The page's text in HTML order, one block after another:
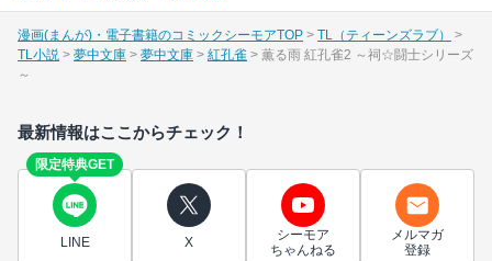
漫画(まんが)・電子書籍のコミックシーモアTOP
TL（ティーンズラブ）
TL小説
夢中文庫 夢中文庫 紅孔雀
薫る雨 紅孔雀2 ～祠☆闘士シリーズ
～
最新情報はここからチェック！
限定特典GET
LINE X
シーモア
ちゃんねる
メルマガ
登録